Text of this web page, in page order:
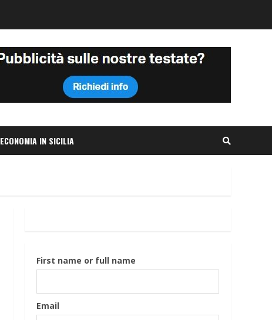
ECONOMIA IN SICILIA
First name or full name
Email